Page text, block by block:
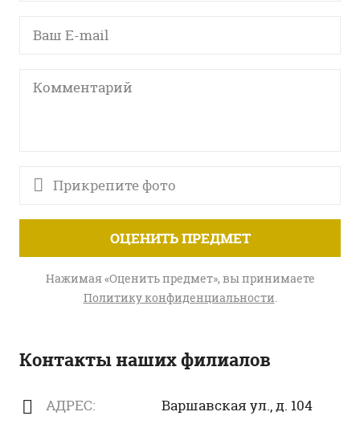
Прикрепите фото
ОЦЕНИТЬ ПРЕДМЕТ
Нажимая «Оценить предмет», вы принимаете
Политику конфиденциальности.
Контакты наших филиалов
АДРЕС:
Варшавская ул., д. 104